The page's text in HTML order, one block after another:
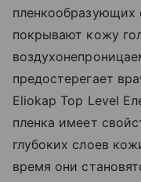
пленкообразующих
покрывают кожу
предостерегает
Eliokap Top Level
пленка имеет
глубоких слоев
время они